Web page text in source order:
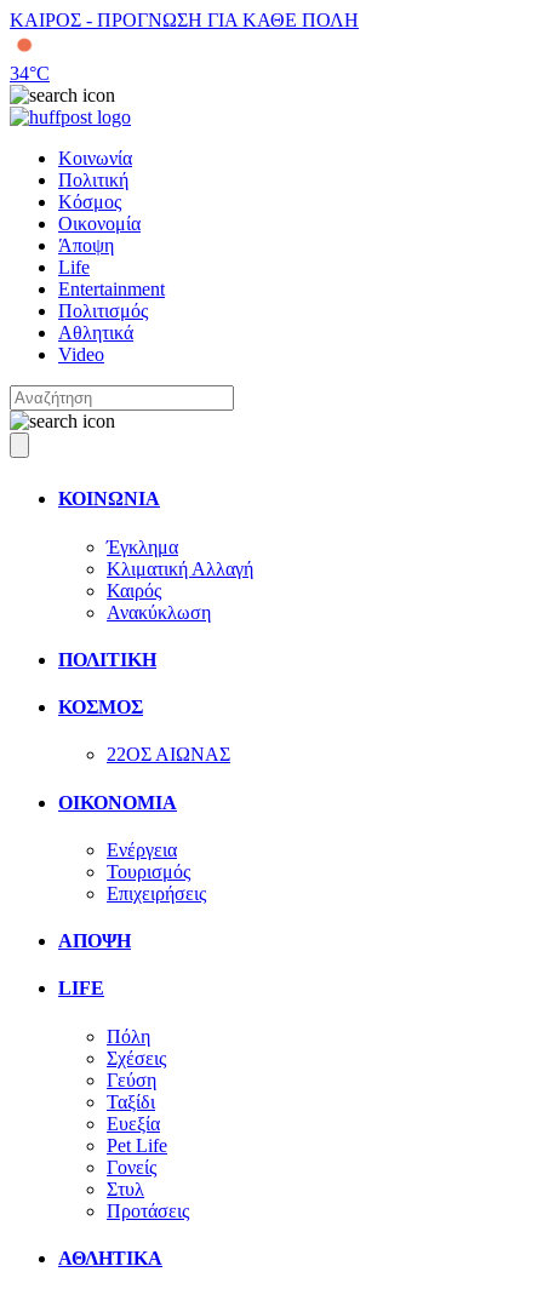
ΚΑΙΡΟΣ - ΠΡΟΓΝΩΣΗ ΓΙΑ ΚΑΘΕ ΠΟΛΗ
34°C
Κοινωνία
Πολιτική
Κόσμος
Οικονομία
Άποψη
Life
Entertainment
Πολιτισμός
Αθλητικά
Video
ΚΟΙΝΩΝΙΑ
Έγκλημα
Κλιματική Αλλαγή
Καιρός
Ανακύκλωση
ΠΟΛΙΤΙΚΗ
ΚΟΣΜΟΣ
22ΟΣ ΑΙΩΝΑΣ
ΟΙΚΟΝΟΜΙΑ
Ενέργεια
Τουρισμός
Επιχειρήσεις
ΑΠΟΨΗ
LIFE
Πόλη
Σχέσεις
Γεύση
Ταξίδι
Ευεξία
Pet Life
Γονείς
Στυλ
Προτάσεις
ΑΘΛΗΤΙΚΑ